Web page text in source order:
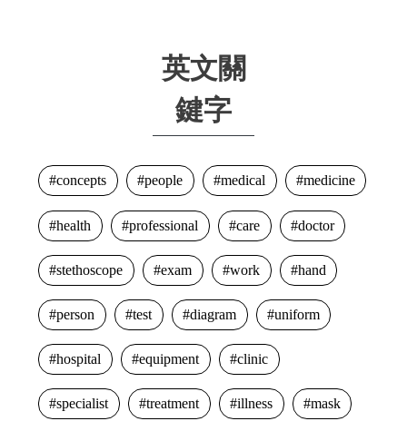
英文關
鍵字
concepts people medical medicine
health professional care doctor
stethoscope exam work hand
person test diagram uniform
hospital equipment clinic
specialist treatment illness mask